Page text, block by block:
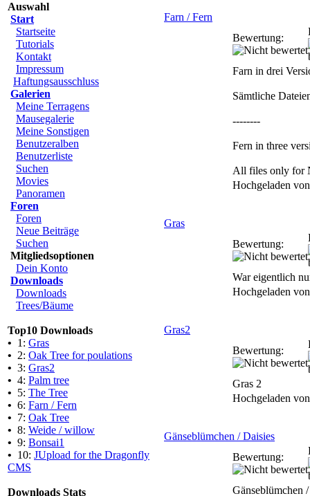
Auswahl
Start
Startseite
Tutorials
Kontakt
Impressum
Haftungsausschluss
Galerien
Meine Terragens
Mausegalerie
Meine Sonstigen
Benutzeralben
Benutzerliste
Suchen
Movies
Panoramen
Foren
Foren
Neue Beiträge
Suchen
Mitgliedsoptionen
Dein Konto
Downloads
Downloads
Trees/Bäume
Top10 Downloads
• 1: Gras
• 2: Oak Tree for poulations
• 3: Gras2
• 4: Palm tree
• 5: The Tree
• 6: Farn / Fern
• 7: Oak Tree
• 8: Weide / willow
• 9: Bonsai1
• 10: JUpload for the Dragonfly
CMS
Downloads Stats
Farn / Fern
Bewertung:
Farn in drei
Sämtliche
--------
Fern in three
All files only for
Hochgeladen
Gras
Bewertung:
War eigentlich
Hochgeladen
Gras2
Bewertung:
Gras 2
Hochgeladen
Gänseblümchen / Daisies
Bewertung:
Gänseblümchen